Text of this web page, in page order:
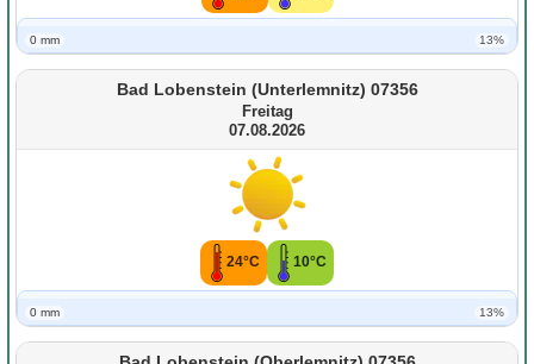
0 mm 13%
Bad Lobenstein (Unterlemnitz) 07356
Freitag
07.08.2026
24°C 10°C
0 mm 13%